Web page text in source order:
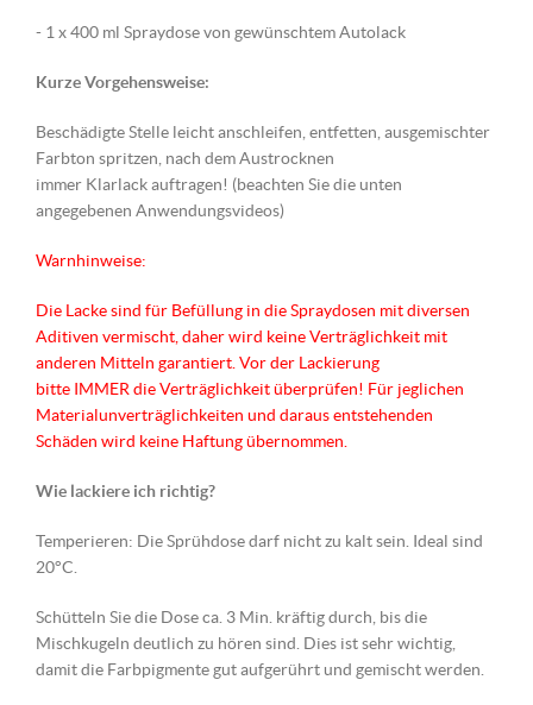
- 1 x 400 ml Spraydose von gewünschtem Autolack
Kurze Vorgehensweise:
Beschädigte Stelle leicht anschleifen, entfetten, ausgemischter
Farbton spritzen, nach dem Austrocknen
immer Klarlack auftragen! (beachten Sie die unten
angegebenen Anwendungsvideos)
Warnhinweise:
Die Lacke sind für Befüllung in die Spraydosen mit diversen
Aditiven vermischt, daher wird keine Verträglichkeit mit
anderen Mitteln garantiert. Vor der Lackierung
bitte IMMER die Verträglichkeit überprüfen! Für jeglichen
Materialunverträglichkeiten und daraus entstehenden
Schäden wird keine Haftung übernommen.
Wie lackiere ich richtig?
Temperieren: Die Sprühdose darf nicht zu kalt sein. Ideal sind
20°C.
Schütteln Sie die Dose ca. 3 Min. kräftig durch, bis die
Mischkugeln deutlich zu hören sind. Dies ist sehr wichtig,
damit die Farbpigmente gut aufgerührt und gemischt werden.